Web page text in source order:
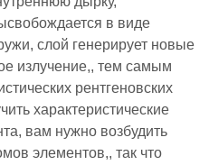
в виде
слой генерирует новые
излучение,, тем самым
рентгеновских
характеристические
вам нужно возбудить
элементов,, так что